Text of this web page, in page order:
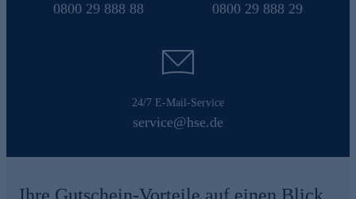
0800 29 888 88 0800 29 888 29
24/7 E-Mail-Service
service@hse.de